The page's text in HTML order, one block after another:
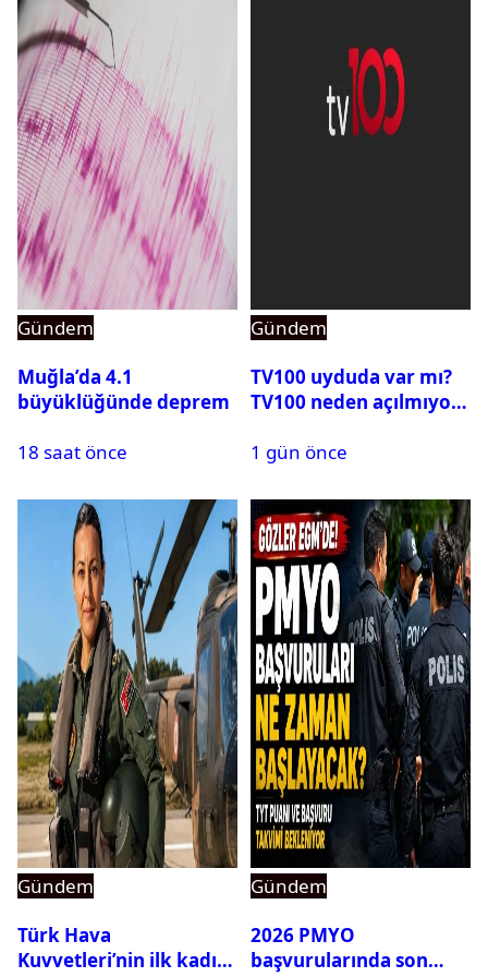
Gündem
Muğla’da 4.1
büyüklüğünde deprem
18 saat önce
Gündem
TV100 uyduda var mı?
TV100 neden açılmıyor?
1 gün önce
Gündem
Türk Hava
Kuvvetleri’nin ilk kadın
Gündem
2026 PMYO
başvurularında son